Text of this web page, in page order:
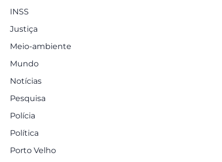
INSS
Justiça
Meio-ambiente
Mundo
Notícias
Pesquisa
Polícia
Política
Porto Velho